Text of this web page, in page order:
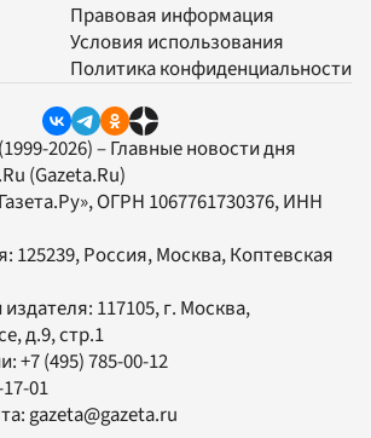
Правовая информация
Условия использования
Политика конфиденциальности
2026) – Главные новости дня
(Gazeta.Ru)
, ОГРН 1067761730376, ИНН
125239, Россия, Москва, Коптевская
117105, г. Москва,
д.9, стр.1
+7 (495) 785-00-12
01
gazeta@gazeta.ru